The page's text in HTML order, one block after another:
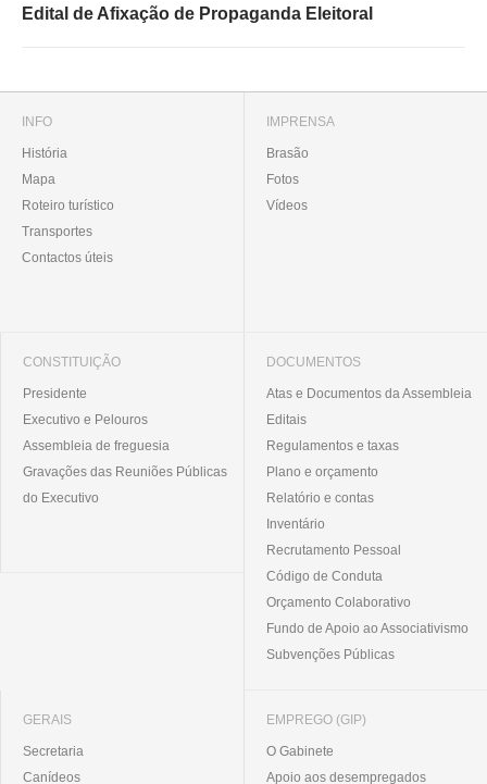
Edital de Afixação de Propaganda Eleitoral
INFO
História
Mapa
Roteiro turístico
Transportes
Contactos úteis
IMPRENSA
Brasão
Fotos
Vídeos
CONSTITUIÇÃO
Presidente
Executivo e Pelouros
Assembleia de freguesia
Gravações das Reuniões Públicas
do Executivo
DOCUMENTOS
Atas e Documentos da Assembleia
Editais
Regulamentos e taxas
Plano e orçamento
Relatório e contas
Inventário
Recrutamento Pessoal
Código de Conduta
Orçamento Colaborativo
Fundo de Apoio ao Associativismo
Subvenções Públicas
GERAIS
Secretaria
Canídeos
EMPREGO (GIP)
O Gabinete
Apoio aos desempregados